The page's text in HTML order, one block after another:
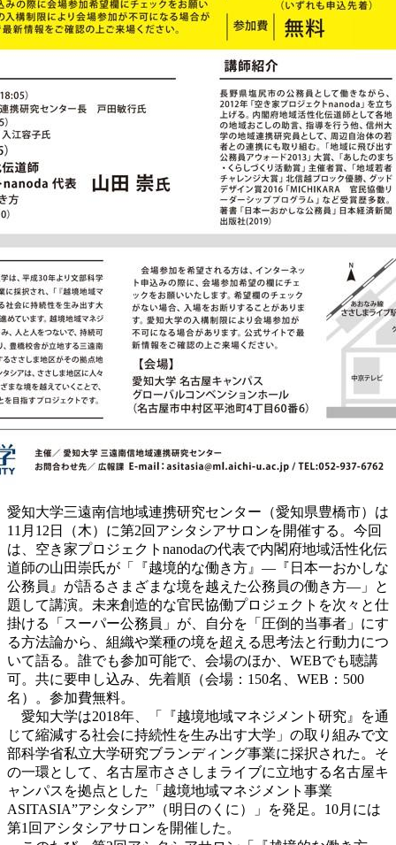
愛知大学三遠南信地域連携研究センター（愛知県豊橋市）は
11月12日（木）に第2回アシタシアサロンを開催する。今回
は、空き家プロジェクトnanodaの代表で内閣府地域活性化伝
道師の山田崇氏が「『越境的な働き方』―『日本一おかしな
公務員』が語るさまざまな境を越えた公務員の働き方―」と
題して講演。未来創造的な官民協働プロジェクトを次々と仕
掛ける「スーパー公務員」が、自分を「圧倒的当事者」にす
る方法論から、組織や業種の境を超える思考法と行動力につ
いて語る。誰でも参加可能で、会場のほか、WEBでも聴講
可。共に要申し込み、先着順（会場：150名、WEB：500
名）。参加費無料。
愛知大学は2018年、「『越境地域マネジメント研究』を通
じて縮減する社会に持続性を生み出す大学」の取り組みで文
部科学省私立大学研究ブランディング事業に採択された。そ
の一環として、名古屋市ささしまライブに立地する名古屋キ
ャンパスを拠点とした「越境地域マネジメント事業
ASITASIA”アシタシア”（明日のくに）」を発足。10月には
第1回アシタシアサロンを開催した。